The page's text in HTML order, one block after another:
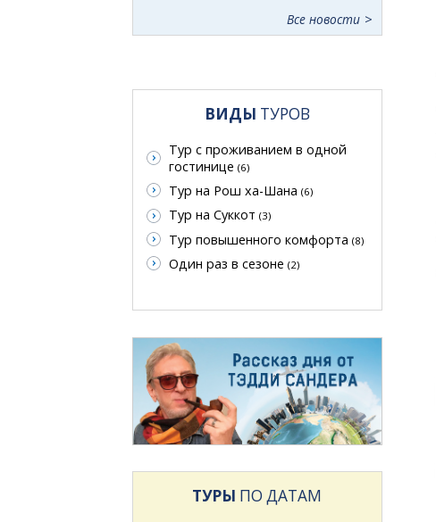
Все новости
ВИДЫ ТУРОВ
Тур с проживанием в одной
гостинице (6)
Тур на Рош ха-Шана (6)
Тур на Суккот (3)
Тур повышенного комфорта (8)
Один раз в сезоне (2)
ТУРЫ ПО ДАТАМ